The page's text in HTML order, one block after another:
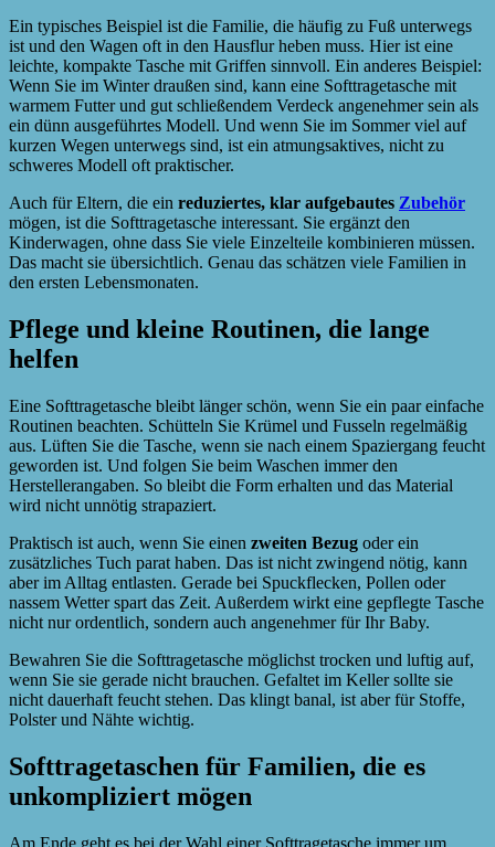
Ein typisches Beispiel ist die Familie, die häufig zu Fuß unterwegs
ist und den Wagen oft in den Hausflur heben muss. Hier ist eine
leichte, kompakte Tasche mit Griffen sinnvoll. Ein anderes Beispiel:
Wenn Sie im Winter draußen sind, kann eine Softtragetasche mit
warmem Futter und gut schließendem Verdeck angenehmer sein als
ein dünn ausgeführtes Modell. Und wenn Sie im Sommer viel auf
kurzen Wegen unterwegs sind, ist ein atmungsaktives, nicht zu
schweres Modell oft praktischer.
Auch für Eltern, die ein reduziertes, klar aufgebautes Zubehör
mögen, ist die Softtragetasche interessant. Sie ergänzt den
Kinderwagen, ohne dass Sie viele Einzelteile kombinieren müssen.
Das macht sie übersichtlich. Genau das schätzen viele Familien in
den ersten Lebensmonaten.
Pflege und kleine Routinen, die lange
helfen
Eine Softtragetasche bleibt länger schön, wenn Sie ein paar einfache
Routinen beachten. Schütteln Sie Krümel und Fusseln regelmäßig
aus. Lüften Sie die Tasche, wenn sie nach einem Spaziergang feucht
geworden ist. Und folgen Sie beim Waschen immer den
Herstellerangaben. So bleibt die Form erhalten und das Material
wird nicht unnötig strapaziert.
Praktisch ist auch, wenn Sie einen zweiten Bezug oder ein
zusätzliches Tuch parat haben. Das ist nicht zwingend nötig, kann
aber im Alltag entlasten. Gerade bei Spuckflecken, Pollen oder
nassem Wetter spart das Zeit. Außerdem wirkt eine gepflegte Tasche
nicht nur ordentlich, sondern auch angenehmer für Ihr Baby.
Bewahren Sie die Softtragetasche möglichst trocken und luftig auf,
wenn Sie sie gerade nicht brauchen. Gefaltet im Keller sollte sie
nicht dauerhaft feucht stehen. Das klingt banal, ist aber für Stoffe,
Polster und Nähte wichtig.
Softtragetaschen für Familien, die es
unkompliziert mögen
Am Ende geht es bei der Wahl einer Softtragetasche immer um